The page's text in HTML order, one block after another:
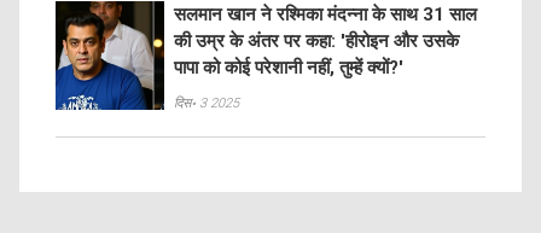
सलमान खान ने रश्मिका मंदन्ना के साथ 31 साल
की उम्र के अंतर पर कहा: 'हीरोइन और उसके
पापा को कोई परेशानी नहीं, तुम्हें क्यों?'
दिस॰ 3 2025